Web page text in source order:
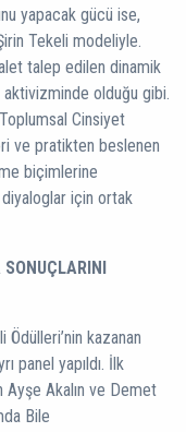
yapacak gücü ise,
Tekeli modeliyle.
talep edilen dinamik
olduğu gibi.
Cinsiyet
ve pratikten beslenen
biçimlerine
için ortak
Ödülleri’nin kazanan
panel yapıldı. İlk
Ayşe Akalın ve Demet
Bile